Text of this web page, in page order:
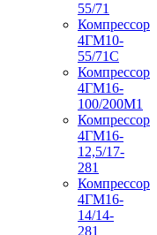
55/71
Компрессор
4ГМ10-
55/71С
Компрессор
4ГМ16-
100/200М1
Компрессор
4ГМ16-
12,5/17-
281
Компрессор
4ГМ16-
14/14-
281